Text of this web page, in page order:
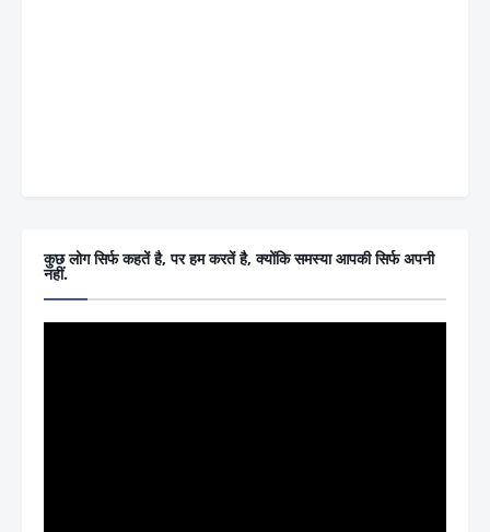
कुछ लोग सिर्फ कहतें है, पर हम करतें है, क्योंकि समस्या आपकी सिर्फ अपनी
नहीं.